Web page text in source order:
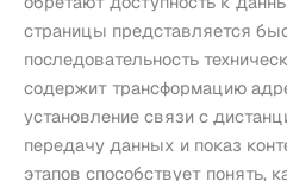
страницы представляется
последовательность
содержит трансформацию
установление связи с
передачу данных и показ
этапов способствует понять,